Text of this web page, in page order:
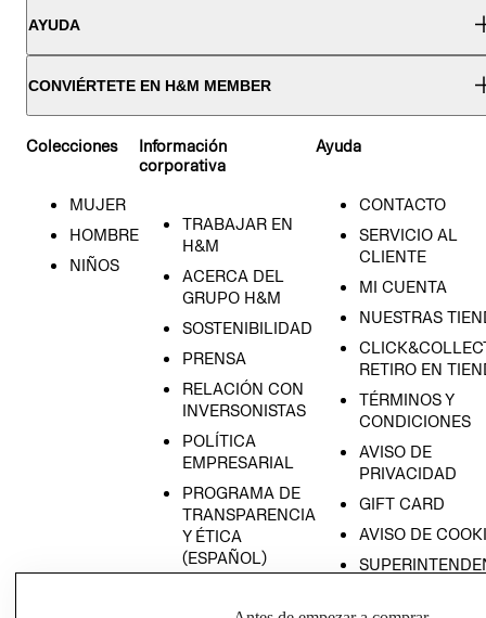
AYUDA
CONVIÉRTETE EN H&M MEMBER
Colecciones
MUJER
HOMBRE
NIÑOS
Información
corporativa
TRABAJAR EN
H&M
ACERCA DEL
GRUPO H&M
SOSTENIBILIDAD
PRENSA
RELACIÓN CON
INVERSONISTAS
POLÍTICA
EMPRESARIAL
PROGRAMA DE
TRANSPARENCIA
Y ÉTICA
(ESPAÑOL)
TRANSPARENCIA
Ayuda
CONTACTO
SERVICIO AL
CLIENTE
MI CUENTA
NUESTRAS
RETIRO EN
TÉRMINOS Y
CONDICIONES
AVISO DE
PRIVACIDAD
GIFT CARD
AVISO DE